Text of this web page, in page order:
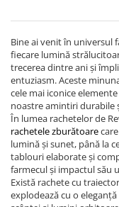
Bine ai venit în universul
fiecare lumină
trecerea dintre ani și
entuziasm. Aceste
cele mai iconice
noastre amintiri durabile
În lumea rachetelor de
rachetele zburătoare
lumină și sunet, până la
tablouri elaborate și
farmecul și impactul său
Există rachete cu
explodează cu o